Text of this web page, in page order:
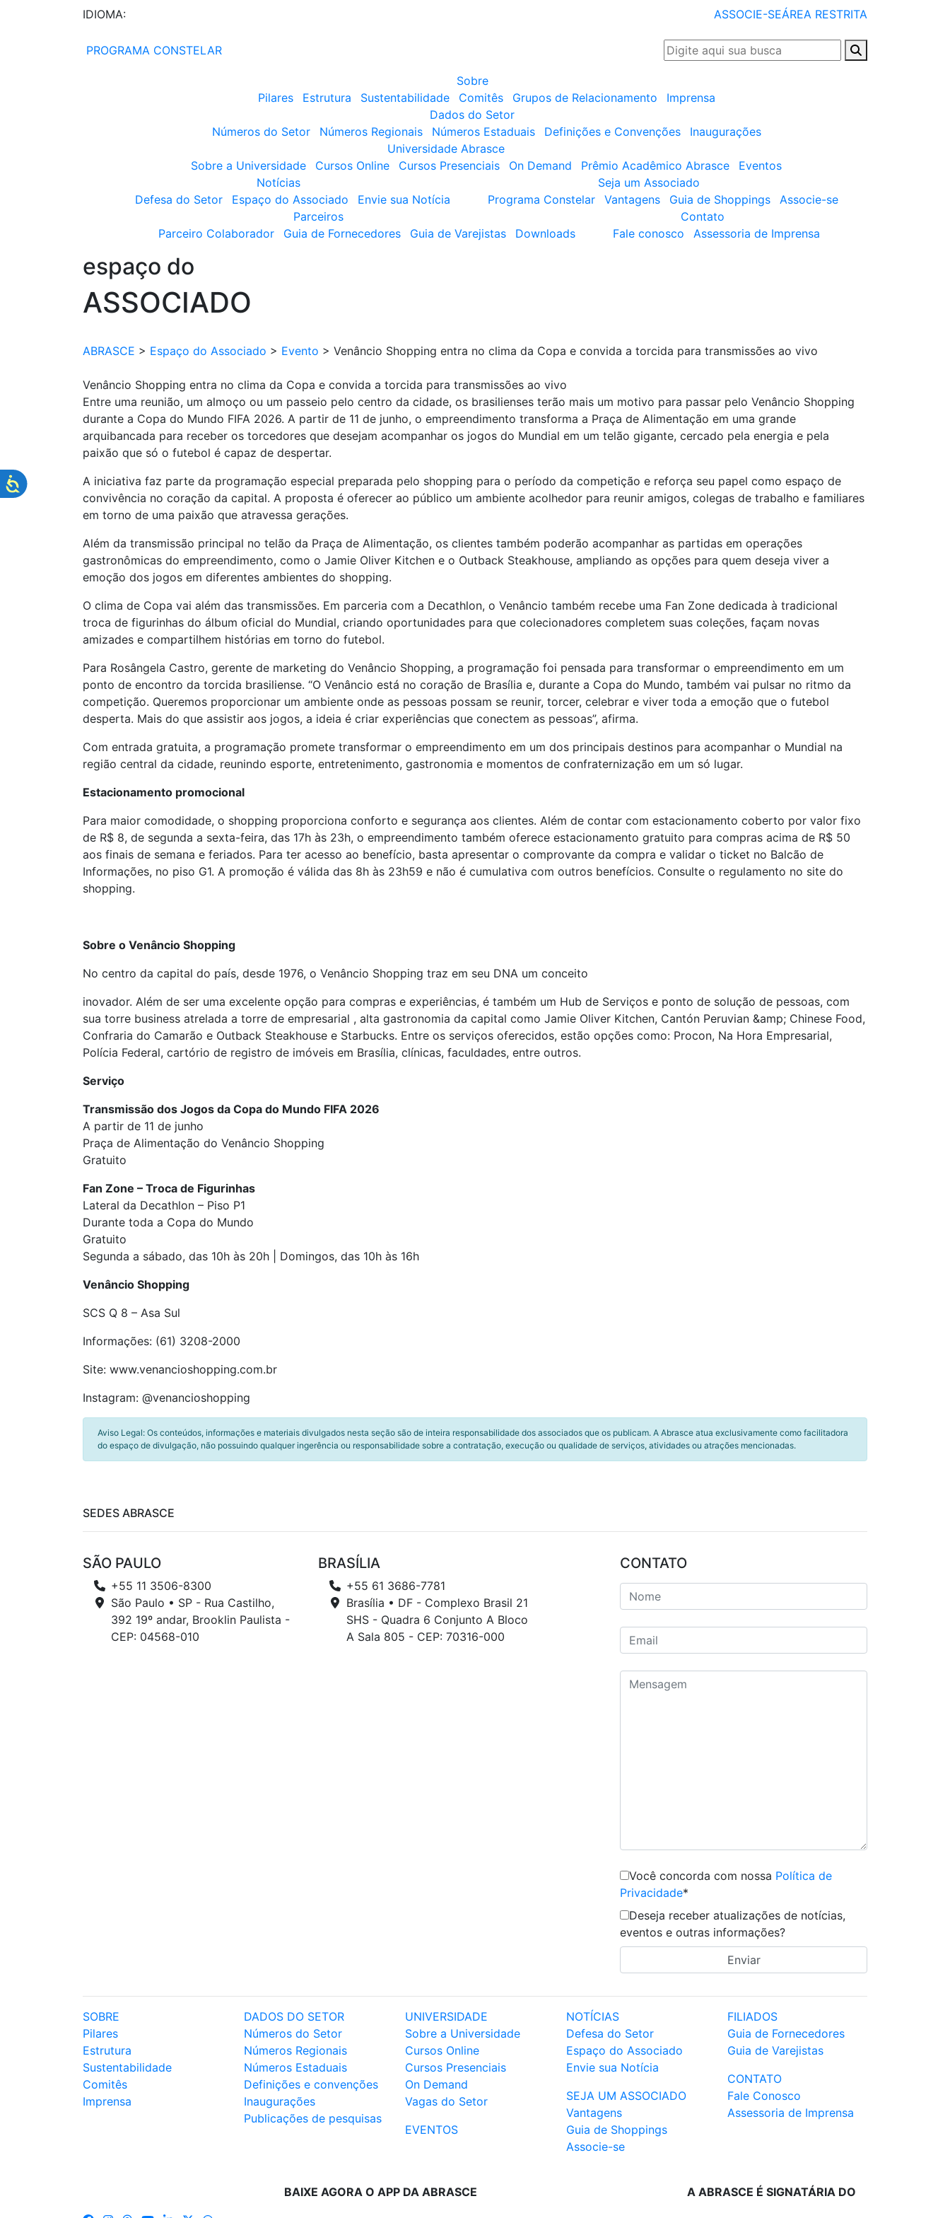
IDIOMA: ASSOCIE-SEÁREA RESTRITA
PROGRAMA CONSTELAR
Sobre
Pilares
Estrutura Sustentabilidade Comitês Grupos de Relacionamento
Imprensa
Dados do Setor
Números do Setor
Números Regionais Números Estaduais Definições e Convenções
Inaugurações
Universidade Abrasce
Sobre a Universidade
Cursos Online Cursos Presenciais On Demand Prêmio Acadêmico Abrasce
Eventos
Notícias
Defesa do Setor
Espaço do Associado Envie sua Notícia
Seja um Associado
Programa Constelar
Vantagens Guia de Shoppings
Associe-se
Parceiros
Parceiro Colaborador
Guia de Fornecedores Guia de Varejistas Downloads
Contato
Fale conosco
Assessoria de Imprensa
espaço do
ASSOCIADO
ABRASCE > Espaço do Associado > Evento > Venâncio Shopping entra no clima da Copa e convida a torcida para transmissões ao vivo
Venâncio Shopping entra no clima da Copa e convida a torcida para transmissões ao vivo
Entre uma reunião, um almoço ou um passeio pelo centro da cidade, os brasilienses terão mais um motivo para passar pelo Venâncio Shopping
durante a Copa do Mundo FIFA 2026. A partir de 11 de junho, o empreendimento transforma a Praça de Alimentação em uma grande
arquibancada para receber os torcedores que desejam acompanhar os jogos do Mundial em um telão gigante, cercado pela energia e pela
paixão que só o futebol é capaz de despertar.
A iniciativa faz parte da programação especial preparada pelo shopping para o período da competição e reforça seu papel como espaço de
convivência no coração da capital. A proposta é oferecer ao público um ambiente acolhedor para reunir amigos, colegas de trabalho e familiares
em torno de uma paixão que atravessa gerações.
Além da transmissão principal no telão da Praça de Alimentação, os clientes também poderão acompanhar as partidas em operações
gastronômicas do empreendimento, como o Jamie Oliver Kitchen e o Outback Steakhouse, ampliando as opções para quem deseja viver a
emoção dos jogos em diferentes ambientes do shopping.
O clima de Copa vai além das transmissões. Em parceria com a Decathlon, o Venâncio também recebe uma Fan Zone dedicada à tradicional
troca de figurinhas do álbum oficial do Mundial, criando oportunidades para que colecionadores completem suas coleções, façam novas
amizades e compartilhem histórias em torno do futebol.
Para Rosângela Castro, gerente de marketing do Venâncio Shopping, a programação foi pensada para transformar o empreendimento em um
ponto de encontro da torcida brasiliense. “O Venâncio está no coração de Brasília e, durante a Copa do Mundo, também vai pulsar no ritmo da
competição. Queremos proporcionar um ambiente onde as pessoas possam se reunir, torcer, celebrar e viver toda a emoção que o futebol
desperta. Mais do que assistir aos jogos, a ideia é criar experiências que conectem as pessoas”, afirma.
Com entrada gratuita, a programação promete transformar o empreendimento em um dos principais destinos para acompanhar o Mundial na
região central da cidade, reunindo esporte, entretenimento, gastronomia e momentos de confraternização em um só lugar.
Estacionamento promocional
Para maior comodidade, o shopping proporciona conforto e segurança aos clientes. Além de contar com estacionamento coberto por valor fixo
de R$ 8, de segunda a sexta-feira, das 17h às 23h, o empreendimento também oferece estacionamento gratuito para compras acima de R$ 50
aos finais de semana e feriados. Para ter acesso ao benefício, basta apresentar o comprovante da compra e validar o ticket no Balcão de
Informações, no piso G1. A promoção é válida das 8h às 23h59 e não é cumulativa com outros benefícios. Consulte o regulamento no site do
shopping.
Sobre o Venâncio Shopping
No centro da capital do país, desde 1976, o Venâncio Shopping traz em seu DNA um conceito
inovador. Além de ser uma excelente opção para compras e experiências, é também um Hub de Serviços e ponto de solução de pessoas, com
sua torre business atrelada a torre de empresarial , alta gastronomia da capital como Jamie Oliver Kitchen, Cantón Peruvian &amp; Chinese Food,
Confraria do Camarão e Outback Steakhouse e Starbucks. Entre os serviços oferecidos, estão opções como: Procon, Na Hora Empresarial,
Polícia Federal, cartório de registro de imóveis em Brasília, clínicas, faculdades, entre outros.
Serviço
Transmissão dos Jogos da Copa do Mundo FIFA 2026
A partir de 11 de junho
Praça de Alimentação do Venâncio Shopping
Gratuito
Fan Zone – Troca de Figurinhas
Lateral da Decathlon – Piso P1
Durante toda a Copa do Mundo
Gratuito
Segunda a sábado, das 10h às 20h | Domingos, das 10h às 16h
Venâncio Shopping
SCS Q 8 – Asa Sul
Informações: (61) 3208-2000
Site: www.venancioshopping.com.br
Instagram: @venancioshopping
Aviso Legal: Os conteúdos, informações e materiais divulgados nesta seção são de inteira responsabilidade dos associados que os publicam. A Abrasce atua exclusivamente como facilitadora
do espaço de divulgação, não possuindo qualquer ingerência ou responsabilidade sobre a contratação, execução ou qualidade de serviços, atividades ou atrações mencionadas.
SEDES ABRASCE
SÃO PAULO
+55 11 3506-8300
São Paulo • SP - Rua Castilho,
392 19º andar, Brooklin Paulista -
CEP: 04568-010
BRASÍLIA
+55 61 3686-7781
Brasília • DF - Complexo Brasil 21
SHS - Quadra 6 Conjunto A Bloco
A Sala 805 - CEP: 70316-000
CONTATO
Você concorda com nossa Política de
Privacidade*
Deseja receber atualizações de notícias,
eventos e outras informações?
SOBRE
Pilares
Estrutura
Sustentabilidade
Comitês
Imprensa
DADOS DO SETOR
Números do Setor
Números Regionais
Números Estaduais
Definições e convenções
Inaugurações
Publicações de pesquisas
UNIVERSIDADE
Sobre a Universidade
Cursos Online
Cursos Presenciais
On Demand
Vagas do Setor
EVENTOS
NOTÍCIAS
Defesa do Setor
Espaço do Associado
Envie sua Notícia
SEJA UM ASSOCIADO
Vantagens
Guia de Shoppings
Associe-se
FILIADOS
Guia de Fornecedores
Guia de Varejistas
CONTATO
Fale Conosco
Assessoria de Imprensa
BAIXE AGORA O APP DA ABRASCE A ABRASCE É SIGNATÁRIA DO